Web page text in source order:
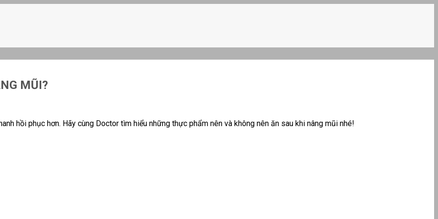
MŨI?
hồi phục hơn. Hãy cùng Doctor tìm hiểu những thực phẩm nên và không nên ăn sau khi nâng mũi nhé!